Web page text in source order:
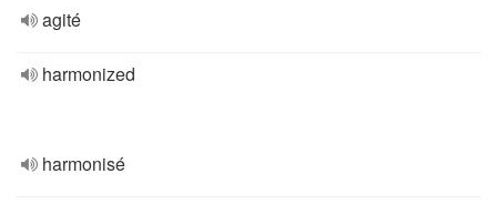
agité
harmonized
harmonisé